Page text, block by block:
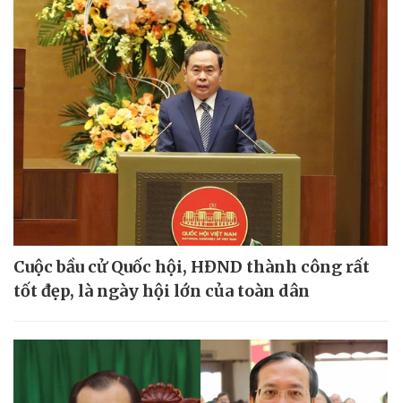
Cuộc bầu cử Quốc hội, HĐND thành công rất
tốt đẹp, là ngày hội lớn của toàn dân